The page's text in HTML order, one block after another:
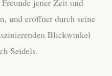
und eröffnet durch seine
Blickwinkel
Seidels.